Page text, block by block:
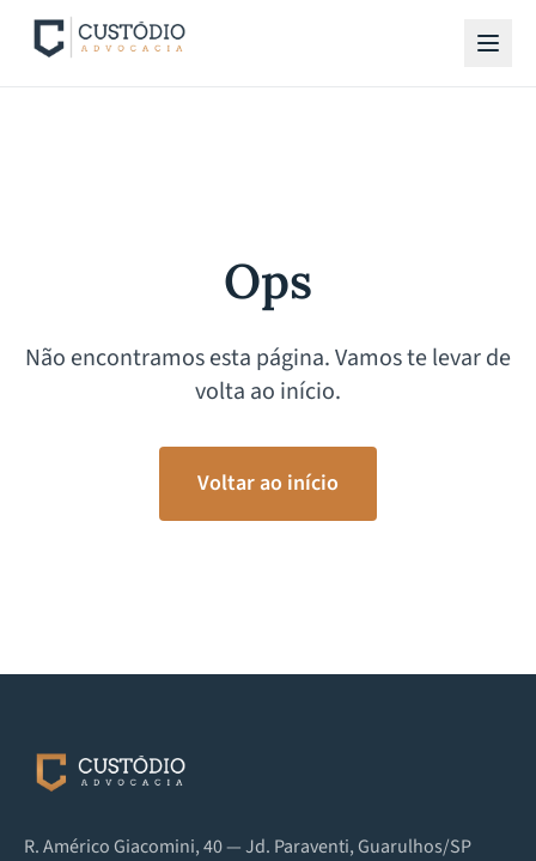
Ops
Não encontramos esta página. Vamos te levar de
volta ao início.
Voltar ao início
R. Américo Giacomini, 40 — Jd. Paraventi, Guarulhos/SP